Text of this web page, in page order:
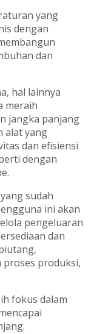
yang
dengan
dan
hal lainnya
meraih
jangka panjang
alat yang
dan efisiensi
dengan
sudah
ini akan
pengeluaran
dan
proses produksi,
fokus dalam